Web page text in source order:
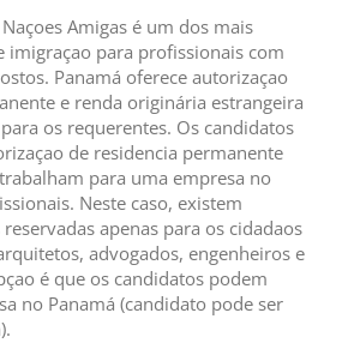
Amigas é um dos mais
imigraçao para profissionais com
Panamá oferece autorizaçao
e renda originária estrangeira
os requerentes. Os candidatos
de residencia permanente
para uma empresa no
Neste caso, existem
apenas para os cidadaos
advogados, engenheiros e
é que os candidatos podem
no Panamá (candidato pode ser